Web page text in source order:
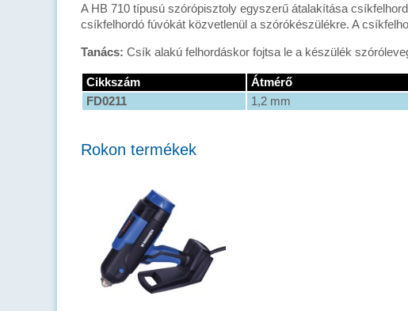
A HB 710 típusú szórópisztoly egyszerű átalakítása
csíkfelhordó fúvókát közvetlenül a szórókészülékre. A
Tanács: Csík alakú felhordáskor fojtsa le a készülék
Cikkszám Átmérő
FD0211
1,2 mm
Rokon termékek